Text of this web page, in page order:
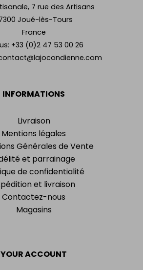
INFORMATIONS
Livraison
Mentions légales
Générales de Vente
et parrainage
de confidentialité
et livraison
Contactez-nous
Magasins
YOUR ACCOUNT
7 rue des Artisans
Joué-lès-Tours
France
+33 (0)2 47 53 00 26